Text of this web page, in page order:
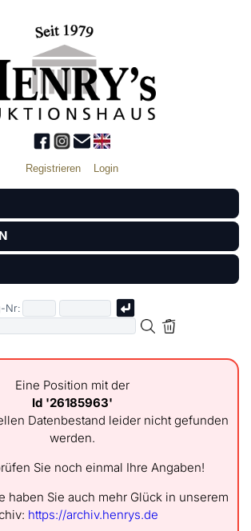
Registrieren Login
Nr:
Eine Position mit der
Id '26185963'
Datenbestand leider nicht gefunden
werden.
Sie noch einmal Ihre Angaben!
haben Sie auch mehr Glück in unserem
https://archiv.henrys.de